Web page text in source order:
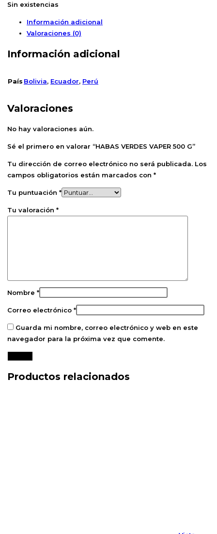
Sin existencias
Información adicional
Valoraciones (0)
Información adicional
País Bolivia, Ecuador, Perú
Valoraciones
No hay valoraciones aún.
Sé el primero en valorar “HABAS VERDES VAPER 500 G”
Tu dirección de correo electrónico no será publicada. Los
campos obligatorios están marcados con *
Tu puntuación *
Tu valoración *
Nombre *
Correo electrónico *
Guarda mi nombre, correo electrónico y web en este
navegador para la próxima vez que comente.
Productos relacionados